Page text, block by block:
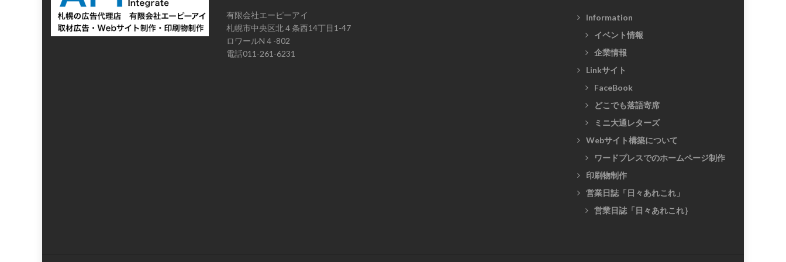
有限会社エーピーアイ
札幌市中央区北４条西14丁目1-47
ロワールN４-802
電話011-261-6231
Information
イベント情報
企業情報
Linkサイト
FaceBook
どこでも落語寄席
ミニ大通レターズ
Webサイト構築について
ワードプレスでのホームページ制作
印刷物制作
営業日誌「日々あれこれ」
営業日誌「日々あれこれ｝